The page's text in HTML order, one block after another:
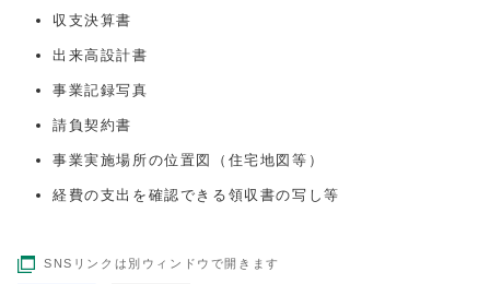
収支決算書
出来高設計書
事業記録写真
請負契約書
事業実施場所の位置図（住宅地図等）
経費の支出を確認できる領収書の写し等
SNSリンクは別ウィンドウで開きます